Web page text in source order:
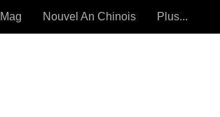
Nouvel An Chinois Plus...